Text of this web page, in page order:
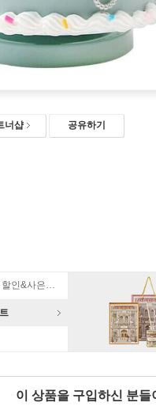
너샵 공유하기
노르잇 신제품 출시 기념 할인&사은품 증정!
이 상품을 구입하신 분